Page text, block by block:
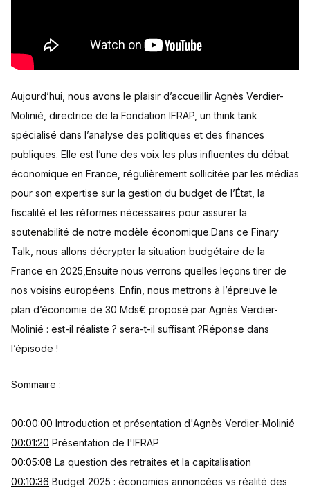
Aujourd’hui, nous avons le plaisir d’accueillir Agnès Verdier-
Molinié, directrice de la Fondation IFRAP, un think tank
spécialisé dans l’analyse des politiques et des finances
publiques. Elle est l’une des voix les plus influentes du débat
économique en France, régulièrement sollicitée par les médias
pour son expertise sur la gestion du budget de l’État, la
fiscalité et les réformes nécessaires pour assurer la
soutenabilité de notre modèle économique.Dans ce Finary
Talk, nous allons décrypter la situation budgétaire de la
France en 2025,Ensuite nous verrons quelles leçons tirer de
nos voisins européens. Enfin, nous mettrons à l’épreuve le
plan d’économie de 30 Mds€ proposé par Agnès Verdier-
Molinié : est-il réaliste ? sera-t-il suffisant ?Réponse dans
l’épisode !
Sommaire :
00:00:00 Introduction et présentation d'Agnès Verdier-Molinié
00:01:20 Présentation de l'IFRAP
00:05:08 La question des retraites et la capitalisation
00:10:36 Budget 2025 : économies annoncées vs réalité des